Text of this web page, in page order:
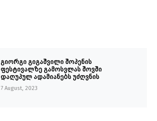
გიორგი გიგაშვილი შოპენის
ფესტივალზე გამოსვლას შოვში
დაღუპულ ადამიანებს უძღვნის
7 August, 2023